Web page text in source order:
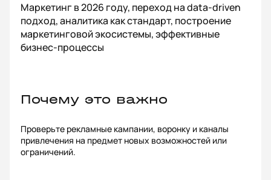
Маркетинг в 2026 году, переход на data-driven
подход, аналитика как стандарт, построение
маркетинговой экосистемы, эффективные
бизнес-процессы
Почему это важно
Проверьте рекламные кампании, воронку и каналы
привлечения на предмет новых возможностей или
ограничений.